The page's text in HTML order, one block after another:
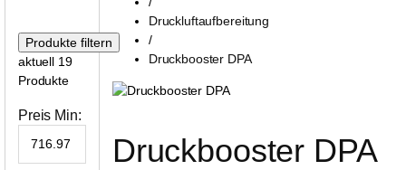
Druckluftaufbereitung
/
Druckbooster DPA
Druckbooster DPA
aktuell 19
Produkte
Preis Min: